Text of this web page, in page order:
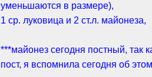
уменьшаются в размере),
1 ср. луковица и 2 ст.л. майонеза,
***майонез сегодня постный, так
пост, я вспомнила сегодня об